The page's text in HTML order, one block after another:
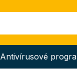
Antivírusové